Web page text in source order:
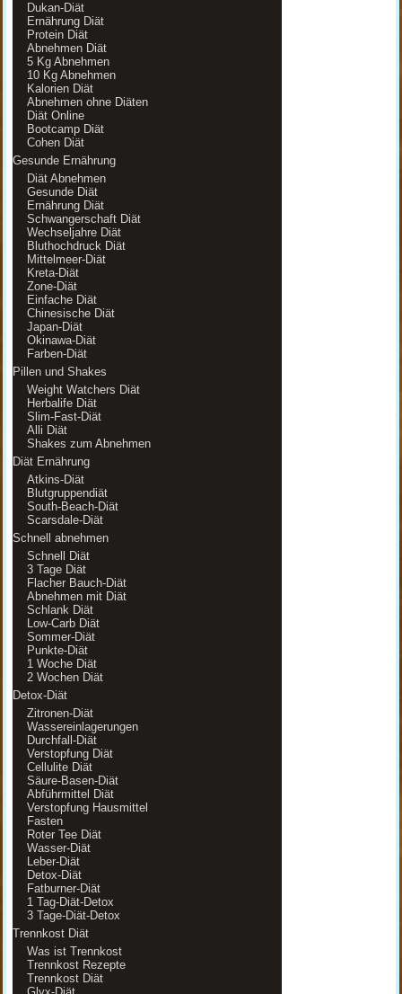
Dukan-Diät
Ernährung Diät
Protein Diät
Abnehmen Diät
5 Kg Abnehmen
10 Kg Abnehmen
Kalorien Diät
Abnehmen ohne Diäten
Diät Online
Bootcamp Diät
Cohen Diät
Gesunde Ernährung
Diät Abnehmen
Gesunde Diät
Ernährung Diät
Schwangerschaft Diät
Wechseljahre Diät
Bluthochdruck Diät
Mittelmeer-Diät
Kreta-Diät
Zone-Diät
Einfache Diät
Chinesische Diät
Japan-Diät
Okinawa-Diät
Farben-Diät
Pillen und Shakes
Weight Watchers Diät
Herbalife Diät
Slim-Fast-Diät
Alli Diät
Shakes zum Abnehmen
Diät Ernährung
Atkins-Diät
Blutgruppendiät
South-Beach-Diät
Scarsdale-Diät
Schnell abnehmen
Schnell Diät
3 Tage Diät
Flacher Bauch-Diät
Abnehmen mit Diät
Schlank Diät
Low-Carb Diät
Sommer-Diät
Punkte-Diät
1 Woche Diät
2 Wochen Diät
Detox-Diät
Zitronen-Diät
Wassereinlagerungen
Durchfall-Diät
Verstopfung Diät
Cellulite Diät
Säure-Basen-Diät
Abführmittel Diät
Verstopfung Hausmittel
Fasten
Roter Tee Diät
Wasser-Diät
Leber-Diät
Detox-Diät
Fatburner-Diät
1 Tag-Diät-Detox
3 Tage-Diät-Detox
Trennkost Diät
Was ist Trennkost
Trennkost Rezepte
Trennkost Diät